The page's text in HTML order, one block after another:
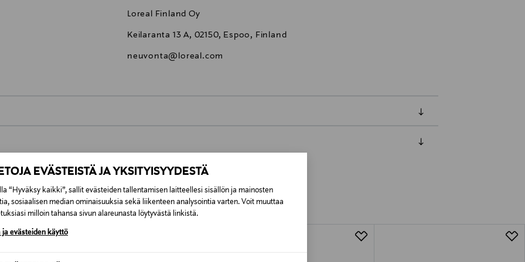
EVÄSTEISTÄ JA YKSITYISYYDESTÄ
“Hyväksy kaikki”, sallit evästeiden tallentamisen laitteellesi sisällön ja mainosten
sosiaalisen median ominaisuuksia sekä liikenteen analysointia varten. Voit muuttaa
milloin tahansa sivun alareunasta löytyvästä linkistä.
ja evästeiden käyttö
Loreal Finland Oy
Keilaranta 13 A, 02150, Espoo, Finland
neuvonta@loreal.com
0,00 € – 4,90 €
7,90 €–50,00 € kuljetusyhtiöstä ja tuotteen koosta riippuen
Alk. 6,90 €, kun toimitus on saatavilla valittuun osoitteeseen.
palauttaa avaamattomissa alkuperäispakkauksissaan ja palautettavan tuotteen sinetin tulee olla ehjä.
NÄISTÄ